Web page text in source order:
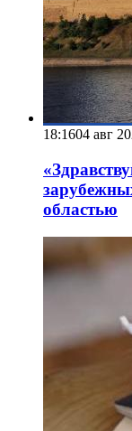
18:1604 авг
областью